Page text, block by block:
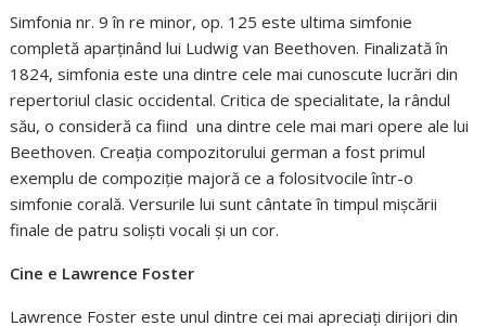
Simfonia nr. 9 în re minor, op. 125 este ultima simfonie
completă aparținând lui Ludwig van Beethoven. Finalizată în
1824, simfonia este una dintre cele mai cunoscute lucrări din
repertoriul clasic occidental. Critica de specialitate, la rândul
său, o consideră ca fiind una dintre cele mai mari opere ale lui
Beethoven. Creația compozitorului german a fost primul
exemplu de compoziție majoră ce a folositvocile într-o
simfonie corală. Versurile lui sunt cântate în timpul mișcării
finale de patru soliști vocali și un cor.
Cine e Lawrence Foster
Lawrence Foster este unul dintre cei mai apreciați dirijori din